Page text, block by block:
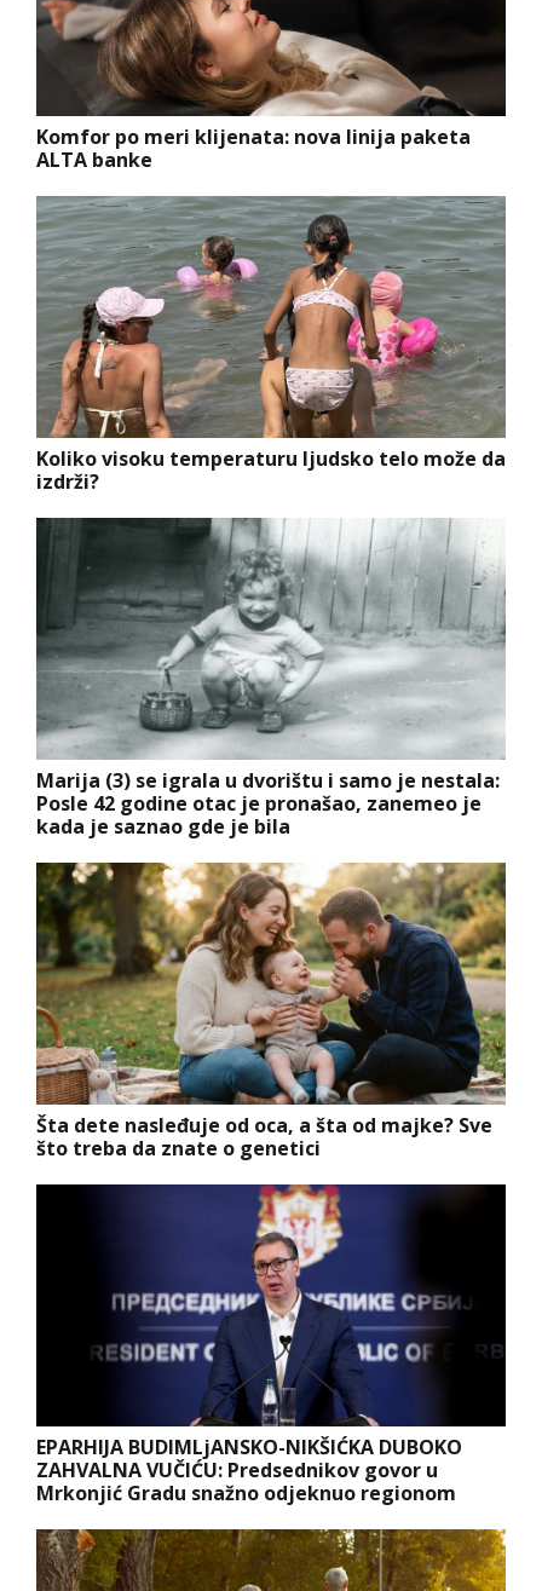
Komfor po meri klijenata: nova linija paketa
ALTA banke
Koliko visoku temperaturu ljudsko telo može da
izdrži?
Marija (3) se igrala u dvorištu i samo je nestala:
Posle 42 godine otac je pronašao, zanemeo je
kada je saznao gde je bila
Šta dete nasleđuje od oca, a šta od majke? Sve
što treba da znate o genetici
EPARHIJA BUDIMLjANSKO-NIKŠIĆKA DUBOKO
ZAHVALNA VUČIĆU: Predsednikov govor u
Mrkonjić Gradu snažno odjeknuo regionom